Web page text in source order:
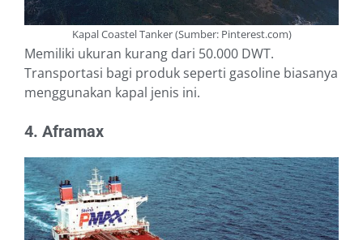
Kapal Coastel Tanker (Sumber: Pinterest.com)
Memiliki ukuran kurang dari 50.000 DWT.
Transportasi bagi produk seperti gasoline biasanya
menggunakan kapal jenis ini.
4. Aframax